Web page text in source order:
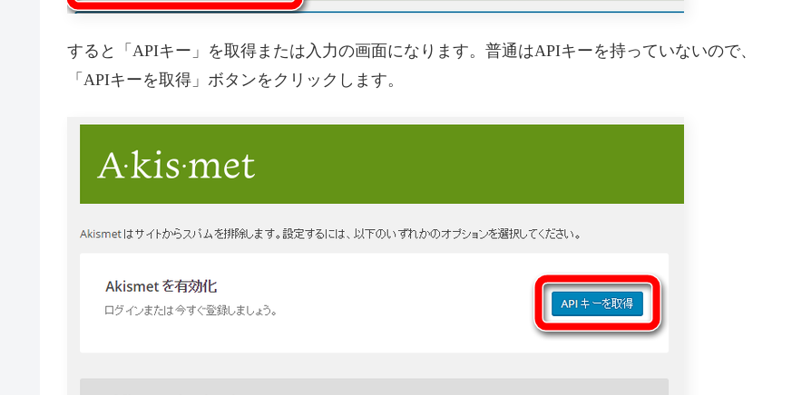
すると「APIキー」を取得または入力の画面になります。普通はAPIキーを持っていないので、
「APIキーを取得」ボタンをクリックします。